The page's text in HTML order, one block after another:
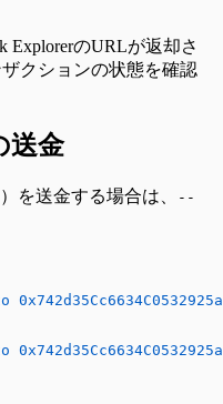
ExplorerのURLが返却さ
クションの状態を確認
送金
を送金する場合は、
--